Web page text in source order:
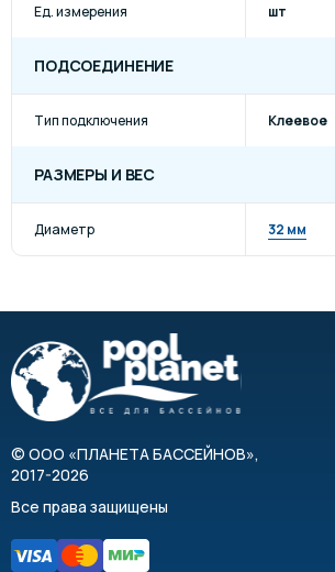
Ед. измерения шт
ПОДСОЕДИНЕНИЕ
Тип подключения Клеевое
РАЗМЕРЫ И ВЕС
Диаметр 32 мм
© ООО «ПЛАНЕТА БАССЕЙНОВ»,
2017-2026
Все права защищены